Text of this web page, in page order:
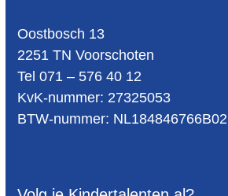
Oost­bosch 13
2251 TN Voorschoten
Tel 071 – 576 40 12
KvK-nummer: 27325053
BTW-num­mer: NL184846766B02